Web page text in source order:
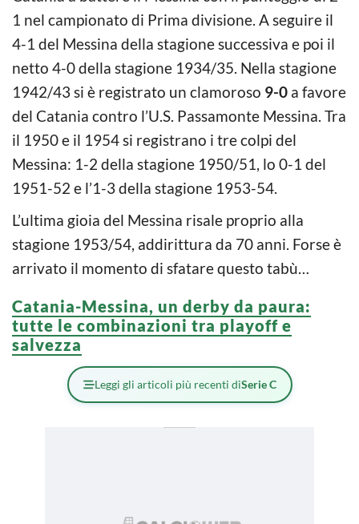
1 nel campionato di Prima divisione. A seguire il
4-1 del Messina della stagione successiva e poi il
netto 4-0 della stagione 1934/35. Nella stagione
1942/43 si è registrato un clamoroso 9-0 a favore
del Catania contro l’U.S. Passamonte Messina. Tra
il 1950 e il 1954 si registrano i tre colpi del
Messina: 1-2 della stagione 1950/51, lo 0-1 del
1951-52 e l’1-3 della stagione 1953-54.
L’ultima gioia del Messina risale proprio alla
stagione 1953/54, addirittura da 70 anni. Forse è
arrivato il momento di sfatare questo tabù…
Catania-Messina, un derby da paura:
tutte le combinazioni tra playoff e
salvezza
Leggi gli articoli più recenti diSerie C